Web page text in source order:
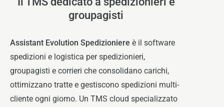
groupagisti
Assistant Evolution Spedizioniere è il software
spedizioni e logistica per spedizionieri,
groupagisti e corrieri che consolidano carichi,
ottimizzano tratte e gestiscono spedizioni multi-
cliente ogni giorno. Un TMS cloud specializzato